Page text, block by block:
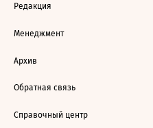
Редакция
Менеджмент
Архив
Обратная связь
Справочный центр